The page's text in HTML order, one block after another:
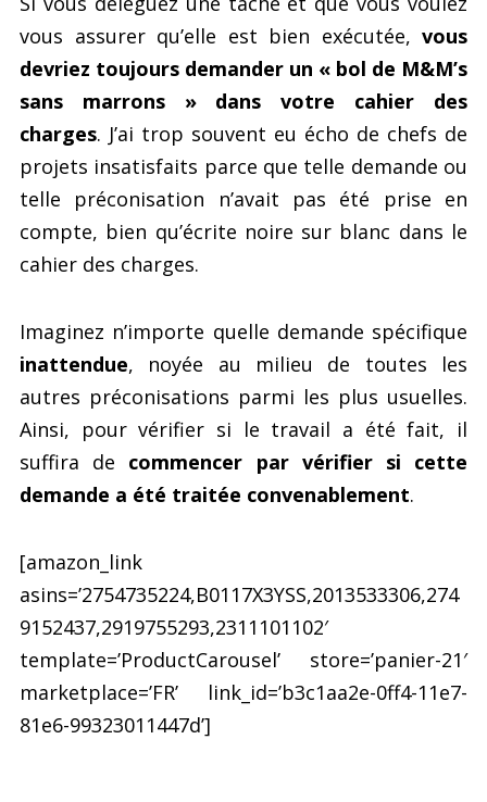
vous assurer qu’elle est bien exécutée, vous
devriez toujours demander un « bol de M&M’s
sans marrons » dans votre cahier des
charges. J’ai trop souvent eu écho de chefs de
projets insatisfaits parce que telle demande ou
telle préconisation n’avait pas été prise en
compte, bien qu’écrite noire sur blanc dans le
cahier des charges.
Imaginez n’importe quelle demande spécifique
inattendue, noyée au milieu de toutes les
autres préconisations parmi les plus usuelles.
Ainsi, pour vérifier si le travail a été fait, il
suffira de commencer par vérifier si cette
demande a été traitée convenablement.
[amazon_link
asins=’2754735224,B0117X3YSS,2013533306,274
9152437,2919755293,2311101102′
template=’ProductCarousel’ store=’panier-21′
marketplace=’FR’ link_id=’b3c1aa2e-0ff4-11e7-
81e6-99323011447d’]